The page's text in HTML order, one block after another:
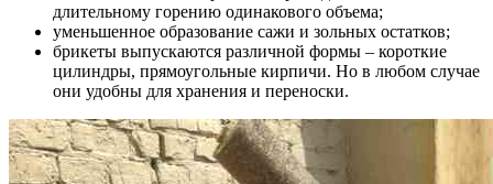
длительному горению одинакового объема;
уменьшенное образование сажи и зольных остатков;
брикеты выпускаются различной формы – короткие
цилиндры, прямоугольные кирпичи. Но в любом случае
они удобны для хранения и переноски.